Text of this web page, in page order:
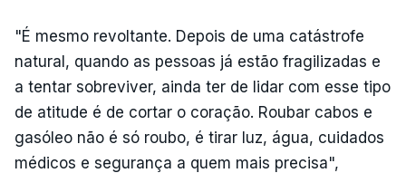
"É mesmo revoltante. Depois de uma catástrofe
natural, quando as pessoas já estão fragilizadas e
a tentar sobreviver, ainda ter de lidar com esse tipo
de atitude é de cortar o coração. Roubar cabos e
gasóleo não é só roubo, é tirar luz, água, cuidados
médicos e segurança a quem mais precisa",